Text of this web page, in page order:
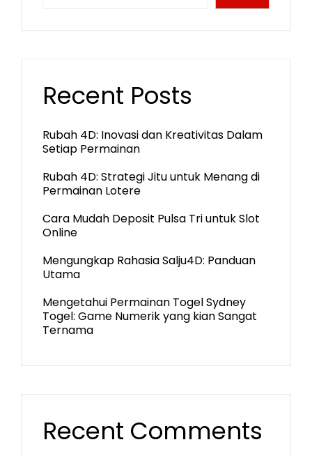
Recent Posts
Rubah 4D: Inovasi dan Kreativitas Dalam
Setiap Permainan
Rubah 4D: Strategi Jitu untuk Menang di
Permainan Lotere
Cara Mudah Deposit Pulsa Tri untuk Slot
Online
Mengungkap Rahasia Salju4D: Panduan
Utama
Mengetahui Permainan Togel Sydney
Togel: Game Numerik yang kian Sangat
Ternama
Recent Comments